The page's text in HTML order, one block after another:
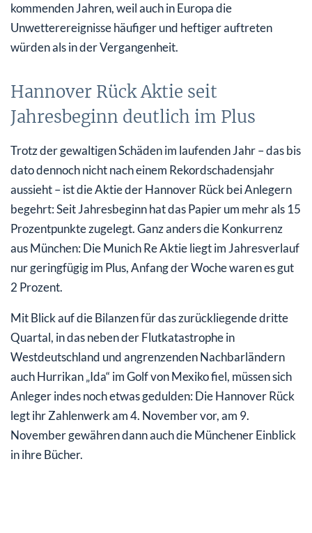
kommenden Jahren, weil auch in Europa die
Unwetterereignisse häufiger und heftiger auftreten
würden als in der Vergangenheit.
Hannover Rück Aktie seit
Jahresbeginn deutlich im Plus
Trotz der gewaltigen Schäden im laufenden Jahr – das bis
dato dennoch nicht nach einem Rekordschadensjahr
aussieht – ist die Aktie der Hannover Rück bei Anlegern
begehrt: Seit Jahresbeginn hat das Papier um mehr als 15
Prozentpunkte zugelegt. Ganz anders die Konkurrenz
aus München: Die Munich Re Aktie liegt im Jahresverlauf
nur geringfügig im Plus, Anfang der Woche waren es gut
2 Prozent.
Mit Blick auf die Bilanzen für das zurückliegende dritte
Quartal, in das neben der Flutkatastrophe in
Westdeutschland und angrenzenden Nachbarländern
auch Hurrikan „Ida“ im Golf von Mexiko fiel, müssen sich
Anleger indes noch etwas gedulden: Die Hannover Rück
legt ihr Zahlenwerk am 4. November vor, am 9.
November gewähren dann auch die Münchener Einblick
in ihre Bücher.